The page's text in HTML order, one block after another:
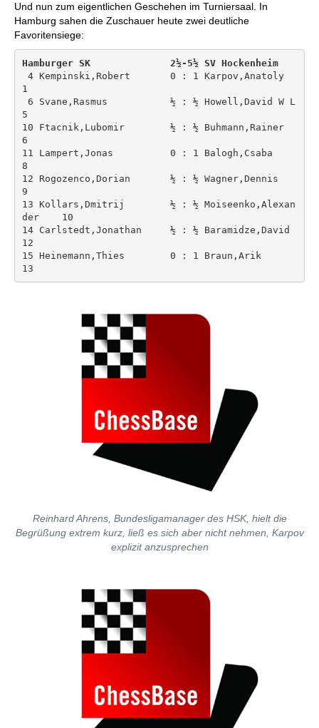
Und nun zum eigentlichen Geschehen im Turniersaal. In
Hamburg sahen die Zuschauer heute zwei deutliche
Favoritensiege:
Hamburger SK
1
5
10 Ftacnik,Lubomir        ½ : ½ Buhmann,Rainer
6
11 Lampert,Jonas          0 : 1 Balogh,Csaba
8
12 Rogozenco,Dorian       ½ : ½ Wagner,Dennis
9
13 Kollars,Dmitrij        ½ : ½ Moiseenko,Alexan
der    10
14 Carlstedt,Jonathan     ½ : ½ Baramidze,David
12
15 Heinemann,Thies        0 : 1 Braun,Arik
13
Reinhard Ahrens, Bundesligamanager des HSK, hielt die
Begrüßung extrem kurz, ließ es sich aber nicht nehmen, Karpov
explizit anzusprechen